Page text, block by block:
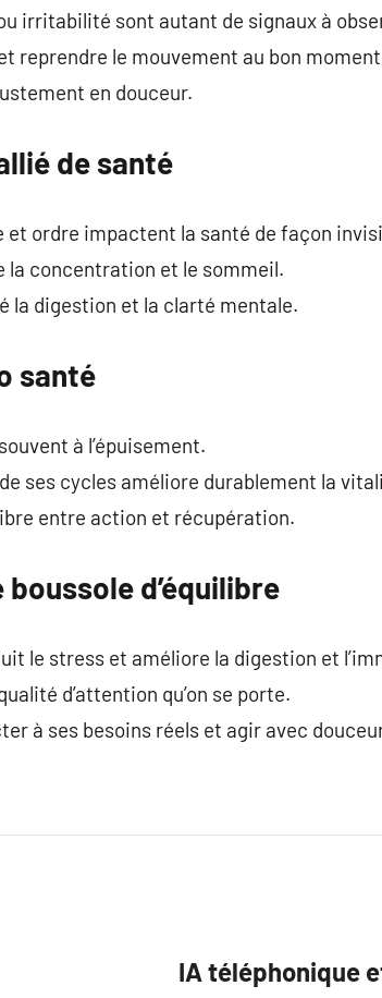
irritabilité sont autant de signaux à
reprendre le mouvement au bon
en douceur.
de santé
et ordre impactent la santé de façon
la concentration et le sommeil.
la digestion et la clarté mentale.
santé
à l’épuisement.
ses cycles améliore durablement la
entre action et récupération.
d’équilibre
le stress et améliore la digestion et
d’attention qu’on se porte.
à ses besoins réels et agir avec
IA téléphonique